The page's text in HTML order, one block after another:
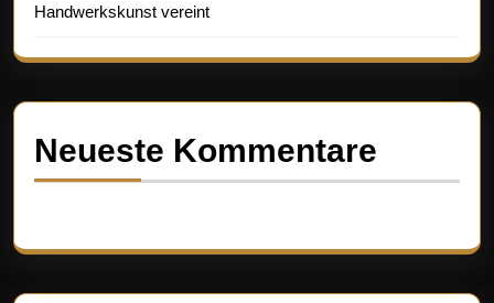
Handwerkskunst vereint
Neueste Kommentare